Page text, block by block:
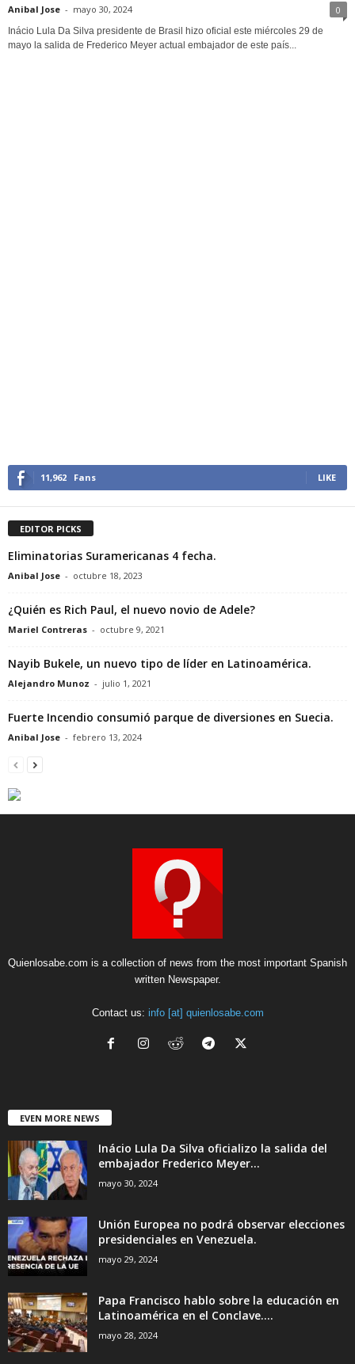
Anibal Jose - mayo 30, 2024 0
Inácio Lula Da Silva presidente de Brasil hizo oficial este miércoles 29 de
mayo la salida de Frederico Meyer actual embajador de este país...
11,962 Fans LIKE
EDITOR PICKS
Eliminatorias Suramericanas 4 fecha.
Anibal Jose - octubre 18, 2023
¿Quién es Rich Paul, el nuevo novio de Adele?
Mariel Contreras - octubre 9, 2021
Nayib Bukele, un nuevo tipo de líder en Latinoamérica.
Alejandro Munoz - julio 1, 2021
Fuerte Incendio consumió parque de diversiones en Suecia.
Anibal Jose - febrero 13, 2024
Quienlosabe.com is a collection of news from the most important Spanish
written Newspaper.
Contact us: info [at] quienlosabe.com
EVEN MORE NEWS
Inácio Lula Da Silva oficializo la salida del
embajador Frederico Meyer...
mayo 30, 2024
Unión Europea no podrá observar elecciones
presidenciales en Venezuela.
mayo 29, 2024
Papa Francisco hablo sobre la educación en
Latinoamérica en el Conclave....
mayo 28, 2024